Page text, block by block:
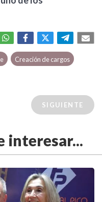
Creación de cargos
SIGUIENTE
interesar...